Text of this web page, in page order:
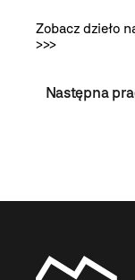
Zobacz dzieło
>>>
Następna